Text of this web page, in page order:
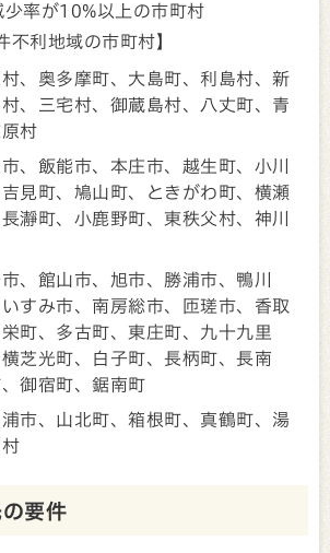
率が10%以上の市町村
不利地域の市町村】
、奥多摩町、大島町、利島村、新
、三宅村、御蔵島村、八丈町、青
村
、飯能市、本庄市、越生町、小川
見町、鳩山町、ときがわ町、横瀬
瀞町、小鹿野町、東秩父村、神川
、館山市、旭市、勝浦市、鴨川
すみ市、南房総市、匝瑳市、香取
町、多古町、東庄町、九十九里
芝光町、白子町、長柄町、長南
御宿町、鋸南町
市、山北町、箱根町、真鶴町、湯
の要件